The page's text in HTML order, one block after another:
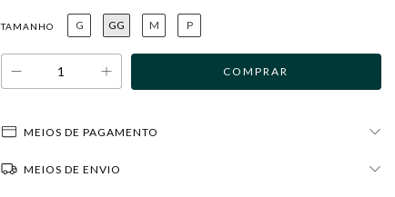
TAMANHO G GG M P
MEIOS DE PAGAMENTO
MEIOS DE ENVIO